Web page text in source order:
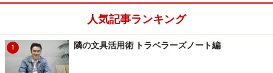
人気記事ランキング
1 隣の文具活用術 トラベラーズノート編